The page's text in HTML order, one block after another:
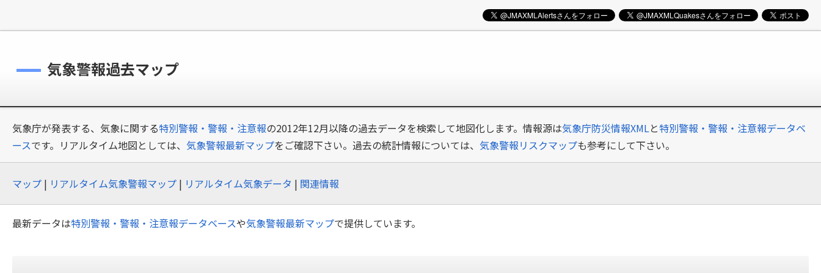
気象警報過去マップ
気象庁が発表する、気象に関する特別警報・警報・注意報の2012年12月以降の過去データを検索して地図化します。情報源は気象庁防災情報XMLと特別警報・警報・注意報データベ
ースです。リアルタイム地図としては、 気象警報最新マップをご確認下さい。過去の統計情報については、 気象警報リスクマップも参考にして下さい。
マップ | リアルタイム気象警報マップ | リアルタイム気象データ | 関連情報
最新データは特別警報・警報・注意報データベースや気象警報最新マップで提供しています。